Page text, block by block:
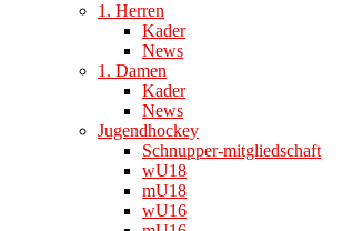
1. Herren
Kader
News
1. Damen
Kader
News
Jugendhockey
Schnupper-mitgliedschaft
wU18
mU18
wU16